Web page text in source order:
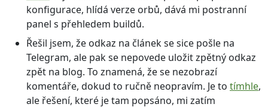
konfigurace, hlídá verze orbů, dává mi postranní
panel s přehledem buildů.
Řešil jsem, že odkaz na článek se sice pošle na
Telegram, ale pak se nepovede uložit zpětný odkaz
zpět na blog. To znamená, že se nezobrazí
komentáře, dokud to ručně neopravím. Je to tímhle,
ale řešení, které je tam popsáno, mi zatím